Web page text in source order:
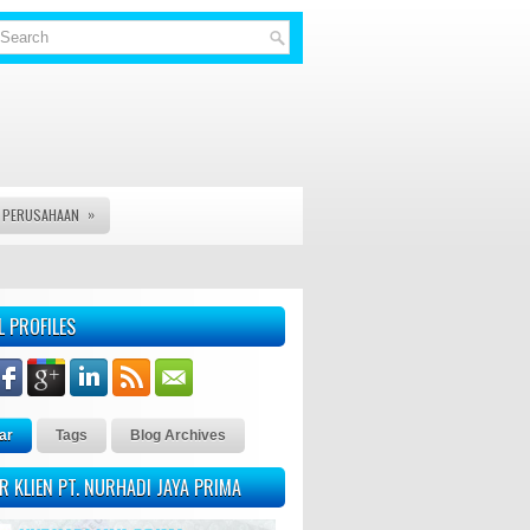
»
VISA DAN JASA LEGAL DOCUMENT LAINYA - KAMI PT.
PROFILES
Tags Blog Archives
KLIEN PT. NURHADI JAYA PRIMA